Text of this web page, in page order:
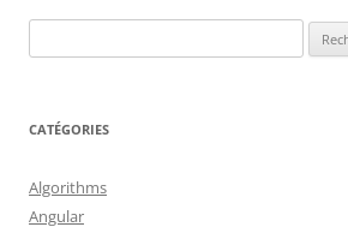
CATÉGORIES
Algorithms
Angular